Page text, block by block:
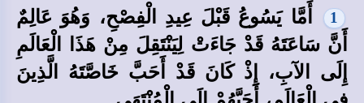
1
أَمَّا يَسُوعُ قَبْلَ عِيدِ الْفِصْحِ، وَهُوَ عَالِمٌ
أَنَّ سَاعَتَهُ قَدْ جَاءَتْ لِيَنْتَقِلَ مِنْ هَذَا الْعَالَمِ
إِلَى الآبِ، إِذْ كَانَ قَدْ أَحَبَّ خَاصَّتَهُ الَّذِينَ